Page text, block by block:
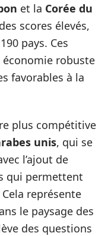
et la Corée du
scores élevés,
pays. Ces
robuste
favorables à la
plus compétitive
unis, qui se
l’ajout de
qui permettent
représente
le paysage des
des questions